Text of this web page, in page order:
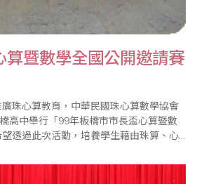
算暨數學全國公開邀請賽
珠心算教育，中華民國珠心算數學協會
高中舉行「99年板橋市市長盃心算暨數
透過此次活動，培養學生藉由珠算、心
將可提升學生的拚搏精神，培育出不屈